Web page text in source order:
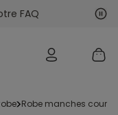
FAQ
robe robe manches